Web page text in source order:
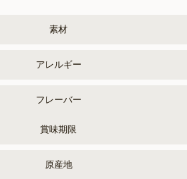
素材
アレルギー
フレーバー
賞味期限
原産地